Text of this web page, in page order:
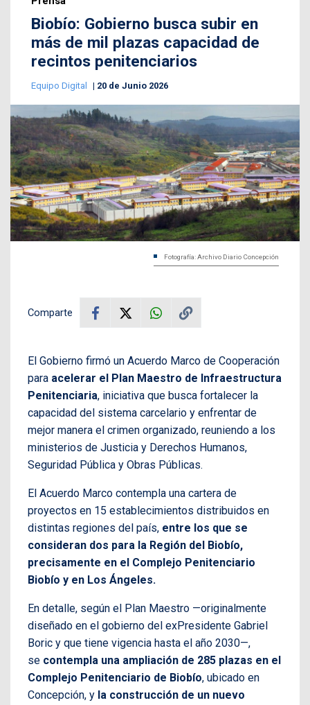
Biobío: Gobierno busca subir en
más de mil plazas capacidad de
recintos penitenciarios
Equipo Digital 20 de Junio 2026
Fotografía: Archivo Diario Concepción
Comparte
El Gobierno firmó un Acuerdo Marco de Cooperación
para acelerar el Plan Maestro de Infraestructura
Penitenciaria, iniciativa que busca fortalecer la
capacidad del sistema carcelario y enfrentar de
mejor manera el crimen organizado, reuniendo a los
ministerios de Justicia y Derechos Humanos,
Seguridad Pública y Obras Públicas.
El Acuerdo Marco contempla una cartera de
proyectos en 15 establecimientos distribuidos en
distintas regiones del país, entre los que se
consideran dos para la Región del Biobío,
precisamente en el Complejo Penitenciario
Biobío y en Los Ángeles.
En detalle, según el Plan Maestro —originalmente
diseñado en el gobierno del exPresidente Gabriel
Boric y que tiene vigencia hasta el año 2030—,
se contempla una ampliación de 285 plazas en el
Complejo Penitenciario de Biobío, ubicado en
Concepción, y la construcción de un nuevo